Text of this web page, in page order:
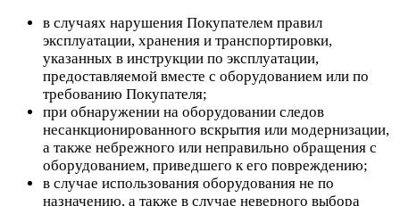
в случаях нарушения Покупателем правил
эксплуатации, хранения и транспортировки,
указанных в инструкции по эксплуатации,
предоставляемой вместе с оборудованием или по
требованию Покупателя;
при обнаружении на оборудовании следов
несанкционированного вскрытия или модернизации,
а также небрежного или неправильно обращения с
оборудованием, приведшего к его повреждению;
в случае использования оборудования не по
назначению, а также в случае неверного выбора